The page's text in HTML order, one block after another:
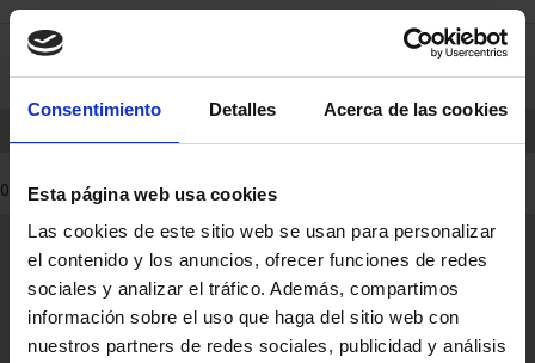
Consentimiento Detalles Acerca de las cookies
Esta página web usa cookies
Las cookies de este sitio web se usan para personalizar
el contenido y los anuncios, ofrecer funciones de redes
sociales y analizar el tráfico. Además, compartimos
información sobre el uso que haga del sitio web con
nuestros partners de redes sociales, publicidad y análisis
Skip
content
Skip
navigation
menu
0
0 Products found
General Information
Contacto
Preguntas Frequentes (FAQs)
Aviso Legal